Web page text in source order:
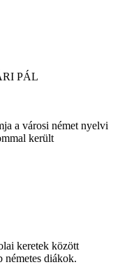
PÁL
a városi német nyelvi
került
keretek között
németes diákok.